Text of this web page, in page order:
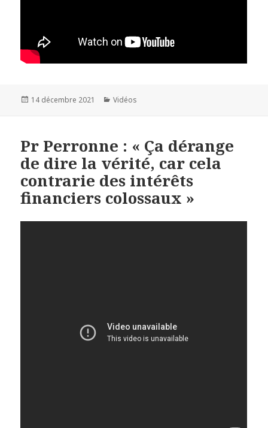
Publié
14 décembre 2021 Catégories
Vidéos
Pr Perronne : « Ça dérange
de dire la vérité, car cela
contrarie des intérêts
financiers colossaux »